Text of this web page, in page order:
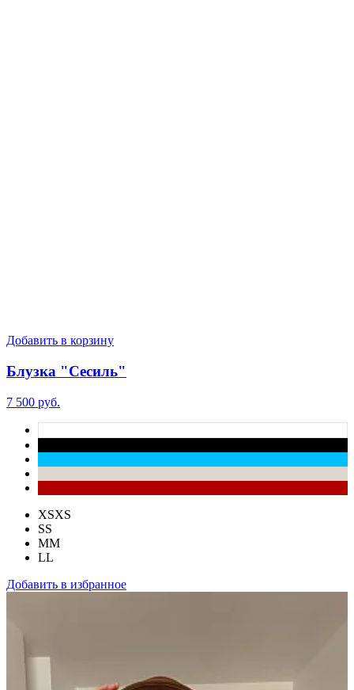
Добавить в корзину
Блузка "Сесиль"
7 500 руб.
XSXS
SS
MM
LL
Добавить в избранное